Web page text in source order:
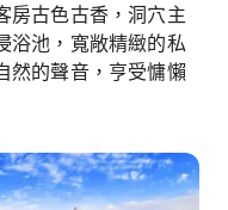
房古色古香，洞穴主
浴池，寬敞精緻的私
然的聲音，亨受慵懶